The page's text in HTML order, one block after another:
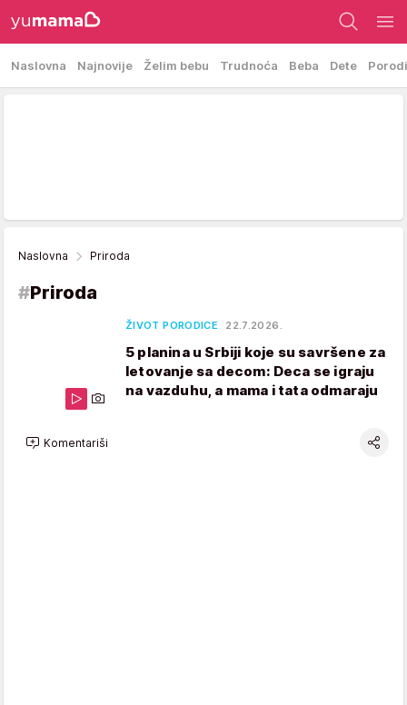
Naslovna Najnovije Želim bebu Trudnoća Beba Dete
Naslovna Priroda
#Priroda
ŽIVOT PORODICE 22.7.2026.
5 planina u Srbiji koje su savršene za
letovanje sa decom: Deca se igraju
na vazduhu, a mama i tata odmaraju
Komentariši